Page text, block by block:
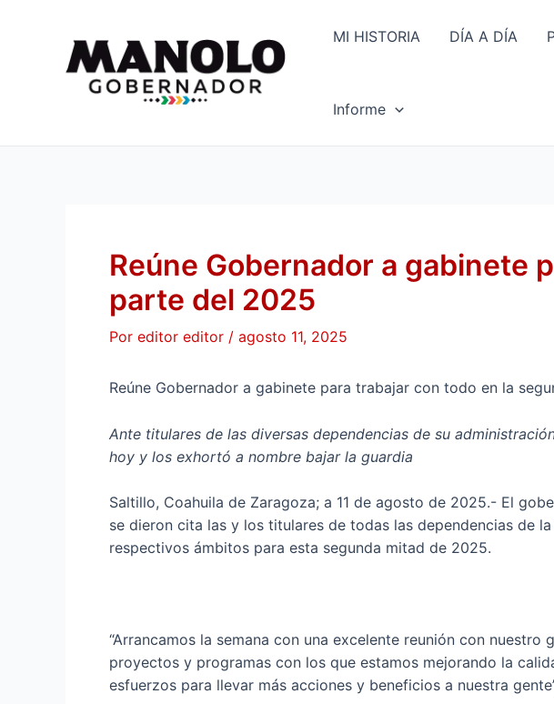
MI HISTORIA DÍA A DÍA
Informe
Reúne Gobernador a gabinete
parte del 2025
Por editor editor / agosto 11, 2025
Reúne Gobernador a gabinete para trabajar con todo en la
Ante titulares de las diversas dependencias de su
hoy y los exhortó a nombre bajar la guardia
Saltillo, Coahuila de Zaragoza; a 11 de agosto de 2025.- El
se dieron cita las y los titulares de todas las dependencias de
respectivos ámbitos para esta segunda mitad de 2025.
“Arrancamos la semana con una excelente reunión con
proyectos y programas con los que estamos mejorando la
esfuerzos para llevar más acciones y beneficios a nuestra
entradas